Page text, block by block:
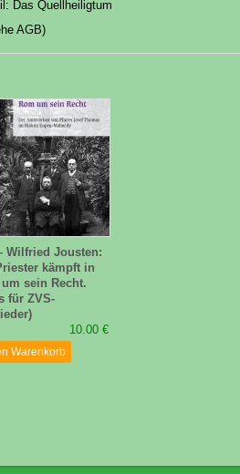
Das Quellheiligtum
AGB)
Wilfried Jousten:
kämpft in
um sein Recht.
für ZVS-
10.00 €
Warenkorb